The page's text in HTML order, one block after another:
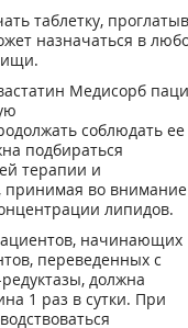
таблетку,
назначаться в
Медисорб
соблюдать ее
подбираться
терапии и
принимая во внимание
липидов.
начинающих
переведенных с
должна
1 раз в сутки. При